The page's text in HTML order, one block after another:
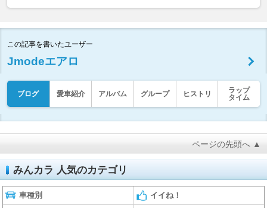
この記事を書いたユーザー
Jmodeエアロ
ブログ 愛車紹介 アルバム グループ ヒストリ
ラップ
タイム
ページの先頭へ ▲
みんカラ 人気のカテゴリ
車種別 イイね！